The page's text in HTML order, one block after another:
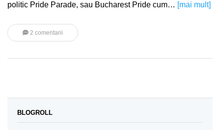
politic Pride Parade, sau Bucharest Pride cum… [mai mult]
2 comentarii
BLOGROLL